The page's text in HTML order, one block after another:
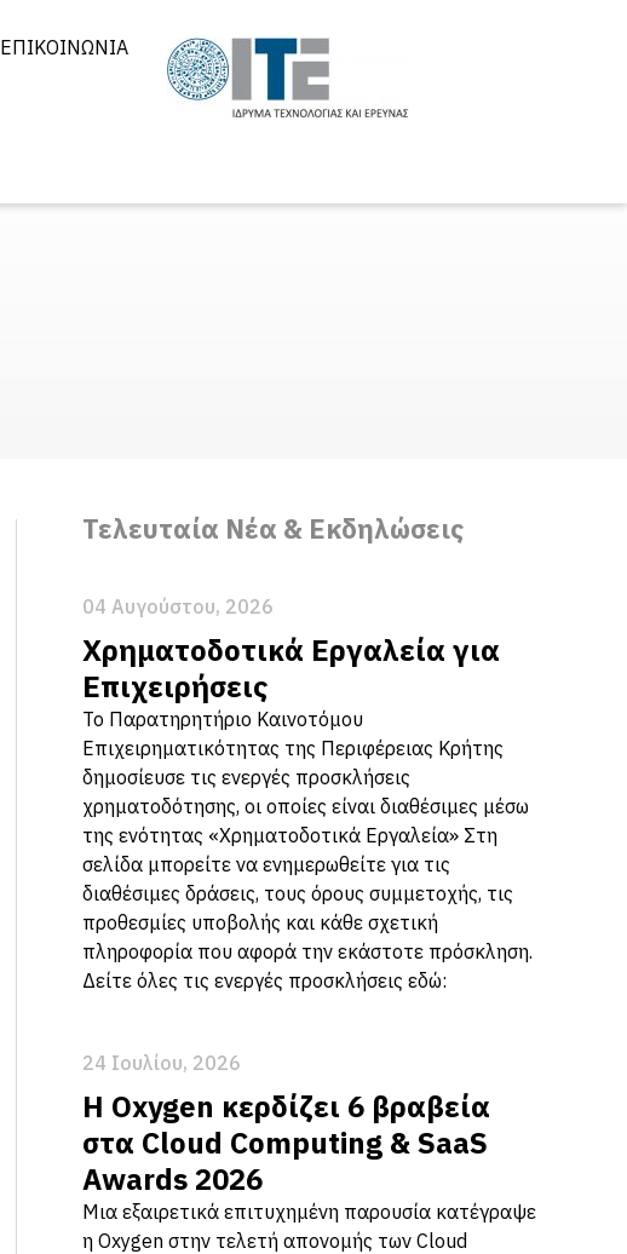
ΕΠΙΚΟΙΝΩΝΊΑ
Τελευταία Νέα & Εκδηλώσεις
04 Αυγούστου, 2026
Χρηματοδοτικά Εργαλεία για
Επιχειρήσεις
Το Παρατηρητήριο Καινοτόμου
Επιχειρηματικότητας της Περιφέρειας Κρήτης
δημοσίευσε τις ενεργές προσκλήσεις
χρηματοδότησης, οι οποίες είναι διαθέσιμες μέσω
της ενότητας «Χρηματοδοτικά Εργαλεία» Στη
σελίδα μπορείτε να ενημερωθείτε για τις
διαθέσιμες δράσεις, τους όρους συμμετοχής, τις
προθεσμίες υποβολής και κάθε σχετική
πληροφορία που αφορά την εκάστοτε πρόσκληση.
Δείτε όλες τις ενεργές προσκλήσεις εδώ:
24 Ιουλίου, 2026
Η Oxygen κερδίζει 6 βραβεία
στα Cloud Computing & SaaS
Awards 2026
Μια εξαιρετικά επιτυχημένη παρουσία κατέγραψε
η Oxygen στην τελετή απονομής των Cloud